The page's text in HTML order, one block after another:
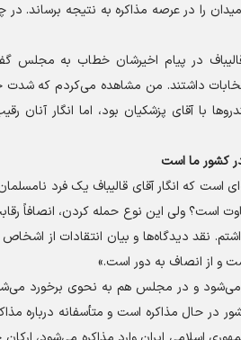
را در عرصه مذاکره به نتیجه برساند.
در پیام اخیرشان خطاب به مجلس
داشتند. من مشاهده می‌کردم که شدت
با آقای پزشکیان بود، اما انگار آنان
کشور ما است
است که انگار آقای قالیباف یک فرد
ولی این نوع حمله کردن، انصافاً
نقد دیدگاه‌ها و بیان انتقادات از
و از انصاف به دور است.»
می‌شود و در مجلس هم به نحوی برخورد
در حال مذاکره است و متأسفانه درباره